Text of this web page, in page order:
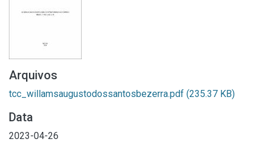
Arquivos
tcc_willamsaugustodossantosbezerra.pdf (235.37 KB)
Data
2023-04-26